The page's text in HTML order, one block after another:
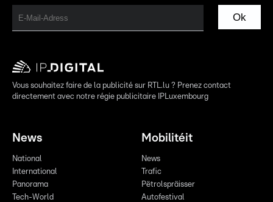
Ok
Vous souhaitez faire de la publicité sur RTL.lu ? Prenez contact
directement avec notre régie publicitaire IPLuxembourg
News
National
International
Panorama
Tech-World
Mobilitéit
News
Trafic
Pëtrolspräisser
Autofestival